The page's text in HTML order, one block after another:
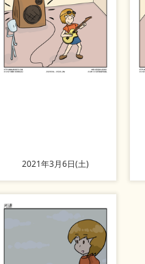
2021年3月6日(土)